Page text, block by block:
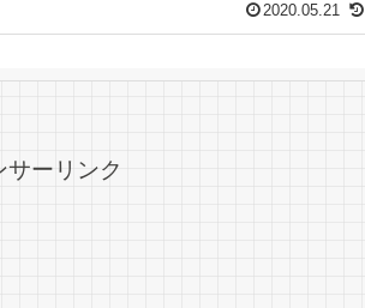
2020.05.21
サーリンク